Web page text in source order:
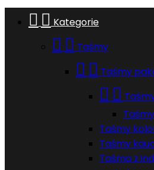
  Kategorie
  Taśmy
  Taśmy
 
Taśmy
Taśmy
Taśma z